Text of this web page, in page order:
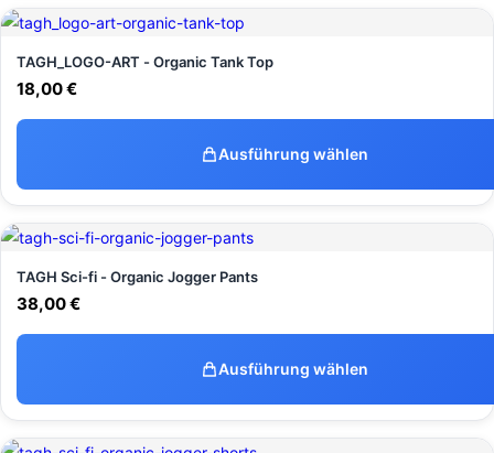
TAGH_LOGO-ART - Organic Tank Top
18,00€
Ausführung wählen
TAGH Sci-fi - Organic Jogger Pants
38,00€
Ausführung wählen